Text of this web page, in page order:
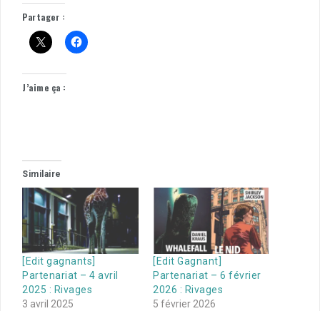
Partager :
J’aime ça :
Similaire
[Edit gagnants]
Partenariat – 4 avril
2025 : Rivages
3 avril 2025
[Edit Gagnant]
Partenariat – 6 février
2026 : Rivages
5 février 2026